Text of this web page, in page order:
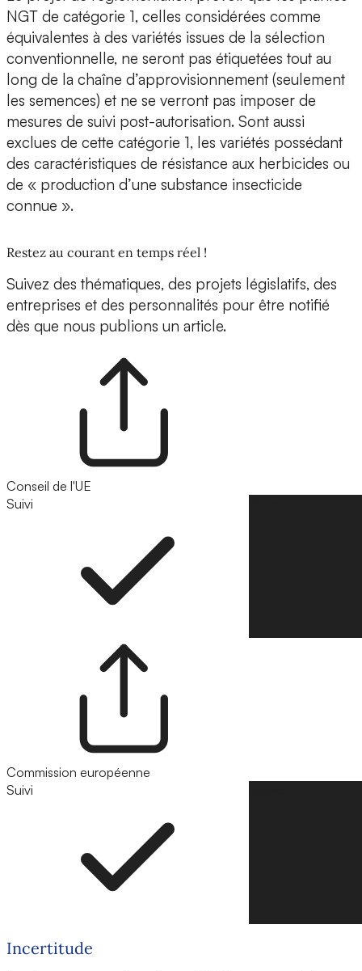
NGT de catégorie 1, celles considérées comme
équivalentes à des variétés issues de la sélection
conventionnelle, ne seront pas étiquetées tout au
long de la chaîne d’approvisionnement (seulement
les semences) et ne se verront pas imposer de
mesures de suivi post-autorisation. Sont aussi
exclues de cette catégorie 1, les variétés possédant
des caractéristiques de résistance aux herbicides ou
de « production d’une substance insecticide
connue ».
Restez au courant en temps réel !
Suivez des thématiques, des projets législatifs, des
entreprises et des personnalités pour être notifié
dès que nous publions un article.
Conseil de l'UE
Suivi
Commission européenne
Suivi
Incertitude